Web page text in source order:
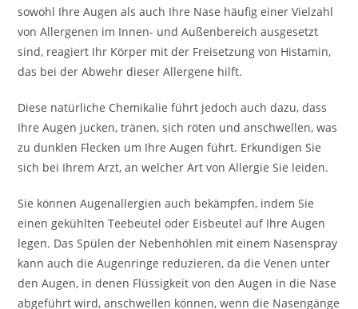
sowohl Ihre Augen als auch Ihre Nase häufig einer Vielzahl
von Allergenen im Innen- und Außenbereich ausgesetzt
sind, reagiert Ihr Körper mit der Freisetzung von Histamin,
das bei der Abwehr dieser Allergene hilft.
Diese natürliche Chemikalie führt jedoch auch dazu, dass
Ihre Augen jucken, tränen, sich röten und anschwellen, was
zu dunklen Flecken um Ihre Augen führt. Erkundigen Sie
sich bei Ihrem Arzt, an welcher Art von Allergie Sie leiden.
Sie können Augenallergien auch bekämpfen, indem Sie
einen gekühlten Teebeutel oder Eisbeutel auf Ihre Augen
legen. Das Spülen der Nebenhöhlen mit einem Nasenspray
kann auch die Augenringe reduzieren, da die Venen unter
den Augen, in denen Flüssigkeit von den Augen in die Nase
abgeführt wird, anschwellen können, wenn die Nasengänge